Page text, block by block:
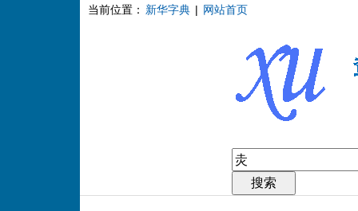
当前位置： 新华字典 | 网站首页